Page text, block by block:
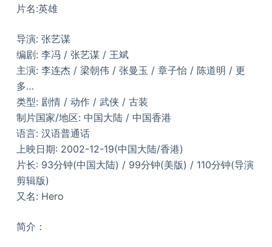
片名:英雄
导演: 张艺谋
编剧: 李冯 / 张艺谋 / 王斌
主演: 李连杰 / 梁朝伟 / 张曼玉 / 章子怡 / 陈道明 / 更
多…
类型: 剧情 / 动作 / 武侠 / 古装
制片国家/地区: 中国大陆 / 中国香港
语言: 汉语普通话
上映日期: 2002-12-19(中国大陆/香港)
片长: 93分钟(中国大陆) / 99分钟(美版) / 110分钟(导演
剪辑版)
又名: Hero
简介：